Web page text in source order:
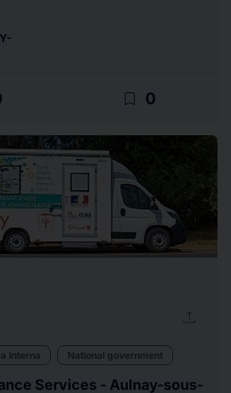
bookmark_border 0
upload
Interna National government
Services - Aulnay-sous-